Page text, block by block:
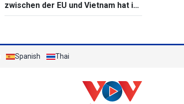
zwischen der EU und Vietnam hat in
Frankreich einen neuen Fortschritt
Spanish Thai